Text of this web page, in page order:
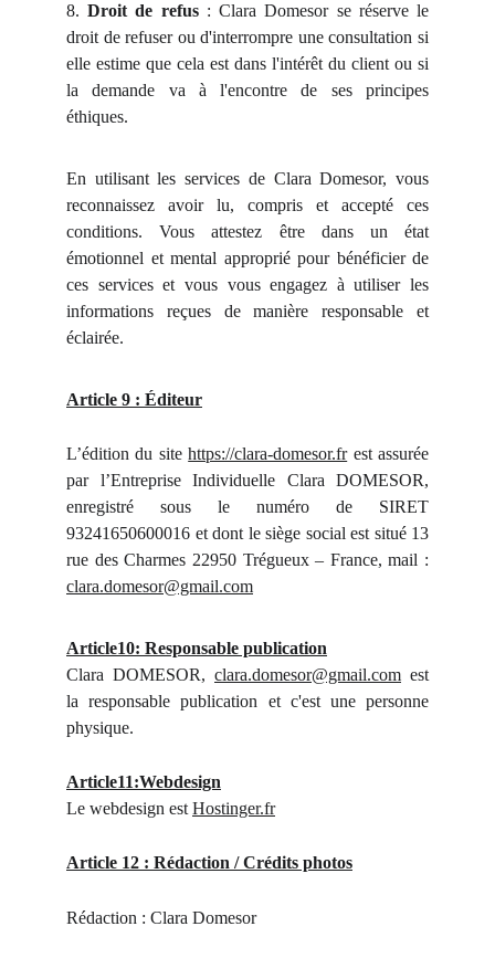
8.Droit de refus: Clara Domesor se réserve le
droit de refuser ou d'interrompre une consultation si
elle estime que cela est dans l'intérêt du client ou si
la demande va à l'encontre de ses principes
éthiques.
En utilisant les services de Clara Domesor, vous
reconnaissez avoir lu, compris et accepté ces
conditions. Vous attestez être dans un état
émotionnel et mental approprié pour bénéficier de
ces services et vous vous engagez à utiliser les
informations reçues de manière responsable et
éclairée.
Article 9 : Éditeur
L’édition du sitehttps://clara-domesor.frest assurée
par l’Entreprise Individuelle Clara DOMESOR,
enregistré sous le numéro de SIRET
93241650600016 et dont le siège social est situé 13
rue des Charmes 22950 Trégueux – France, mail :
clara.domesor@gmail.com
Article10: Responsable publication
Clara DOMESOR, clara.domesor@gmail.com est
la responsable publication et c'est une personne
physique.
Article11:Webdesign
Le webdesign est Hostinger.fr
Article 12 : Rédaction / Crédits photos
Rédaction : Clara Domesor